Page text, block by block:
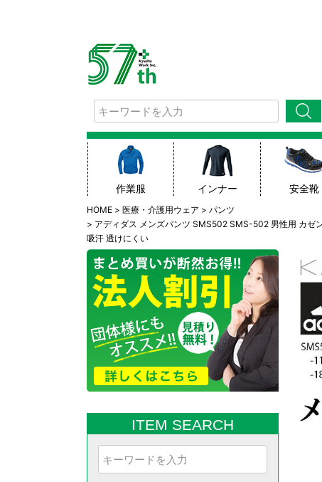
検索
作業服 インナー 安全靴
HOME 医療・介護用ウェア
パンツ
アディダス メンズパンツ SMS502 SMS-502 男性用 カゼ
吸汗 透けにくい
ITEM SEARCH